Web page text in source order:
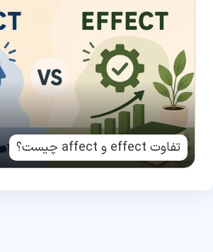
تفاوت effect و affect چیست؟